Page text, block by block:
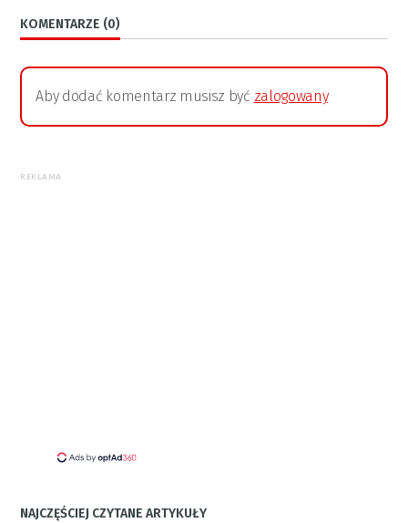
KOMENTARZE (0)
Aby dodać komentarz musisz być zalogowany
REKLAMA
NAJCZĘŚCIEJ CZYTANE ARTYKUŁY